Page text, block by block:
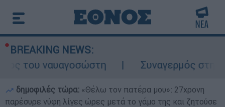
BREAKING NEWS:
του ναυαγοσώστη
Συναγερμός στην
δημοφιλές τώρα: «Θέλω τον πατέρα μου»: 27χρονη
παρέσυρε νύφη λίγες ώρες μετά το γάμο της και ζητούσε